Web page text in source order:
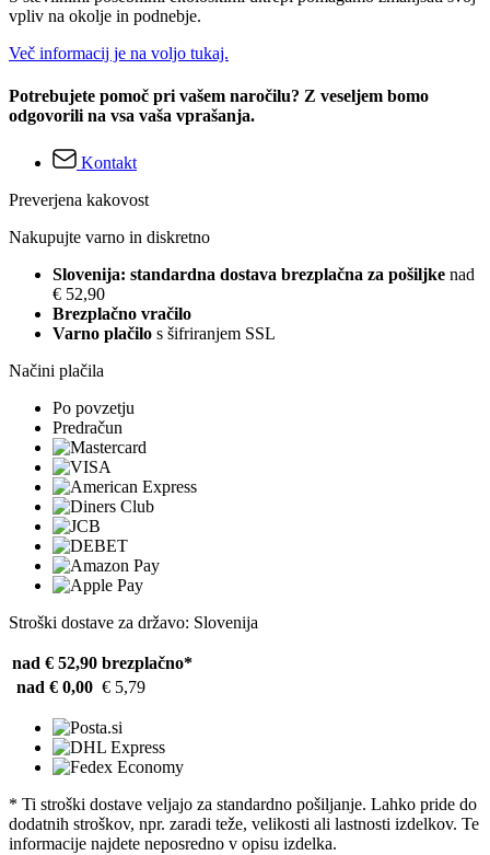
vpliv na okolje in podnebje.
Več informacij je na voljo tukaj.
Potrebujete pomoč pri vašem naročilu? Z veseljem bomo
odgovorili na vsa vaša vprašanja.
Kontakt
Preverjena kakovost
Nakupujte varno in diskretno
Slovenija: standardna dostava brezplačna za pošiljke nad
€ 52,90
Brezplačno vračilo
Varno plačilo s šifriranjem SSL
Načini plačila
Po povzetju
Predračun
Stroški dostave za državo: Slovenija
nad € 52,90 brezplačno*
nad € 0,00 € 5,79
* Ti stroški dostave veljajo za standardno pošiljanje. Lahko pride do
dodatnih stroškov, npr. zaradi teže, velikosti ali lastnosti izdelkov. Te
informacije najdete neposredno v opisu izdelka.